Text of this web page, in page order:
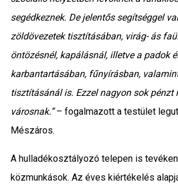
segédkeznek. De jelentős segítséggel
zöldövezetek tisztításában, virág- ás
öntözésnél, kapálásnál, illetve a padok
karbantartásában, fűnyírásban,
tisztításánál is. Ezzel nagyon sok pénzt
városnak.”– fogalmazott a testület
Mészáros.
A hulladékosztályozó telepen is
közmunkások. Az éves kiértékelés